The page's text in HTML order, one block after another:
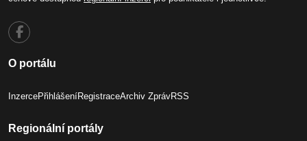
O portálu
InzercePřihlášeníRegistraceArchiv ZprávRSS
Regionální portály